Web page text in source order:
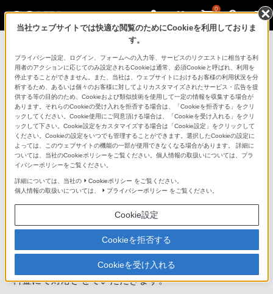
0
お知らせ
トカラ列島近海を震源とする地震に
より被災したソニー製品の修理対応
について
ソニーマーケティング株式会社
ソニーカスタマーサービス株式会社
被災者の方々に対しましては、謹んでお見舞い申し上げ
ますとともに、被災地の一日も早い復旧を心より祈念い
たします。適用地域にお住まいの個人のお客様が所有
し、被害を受けた民生用ソニー製品について、特別修理
料金にて対応させていただきます。
当社ウェブサイトでは快適な閲覧のためにCookieを利用しておりま
す。
プライバシー設定、ログイン、フォームへの入力等、サービスのリクエストに相当する利
用者のアクションに応じてのみ設定されるCookieは通常、必須Cookieと呼ばれ、利用を
停止することができません。また、当社は、ウェブサイトにおけるお客様の利用状況を分
析するため、あるいは個々のお客様に対してよりカスタマイズされたサービス・広告を提
供する等の目的のため、Cookieおよび類似技術を使用して一定の情報を収集する場合が
あります。それらのCookieの受け入れを拒否する場合は、「Cookieを拒否する」をクリ
ックしてください。Cookie使用にご同意頂ける場合は、「Cookieを受け入れる」をクリ
ックして下さい。Cookie設定をカスタマイズする場合は「Cookie設定」をクリックして
ください。Cookieの設定をいつでも管理することができます。選択したCookieの設定に
よっては、このウェブサイトの機能の一部が使用できなくなる場合があります。 詳細に
ついては、当社のCookieポリシーをご覧ください。個人情報の取扱いについては、プラ
イバシーポリシーをご覧ください。
詳細については、当社の Cookieポリシー をご覧ください。
個人情報の取扱いについては、
プライバシーポリシー をご覧ください。
Cookie設定
Cookieを拒否する
Cookieを受け入れる